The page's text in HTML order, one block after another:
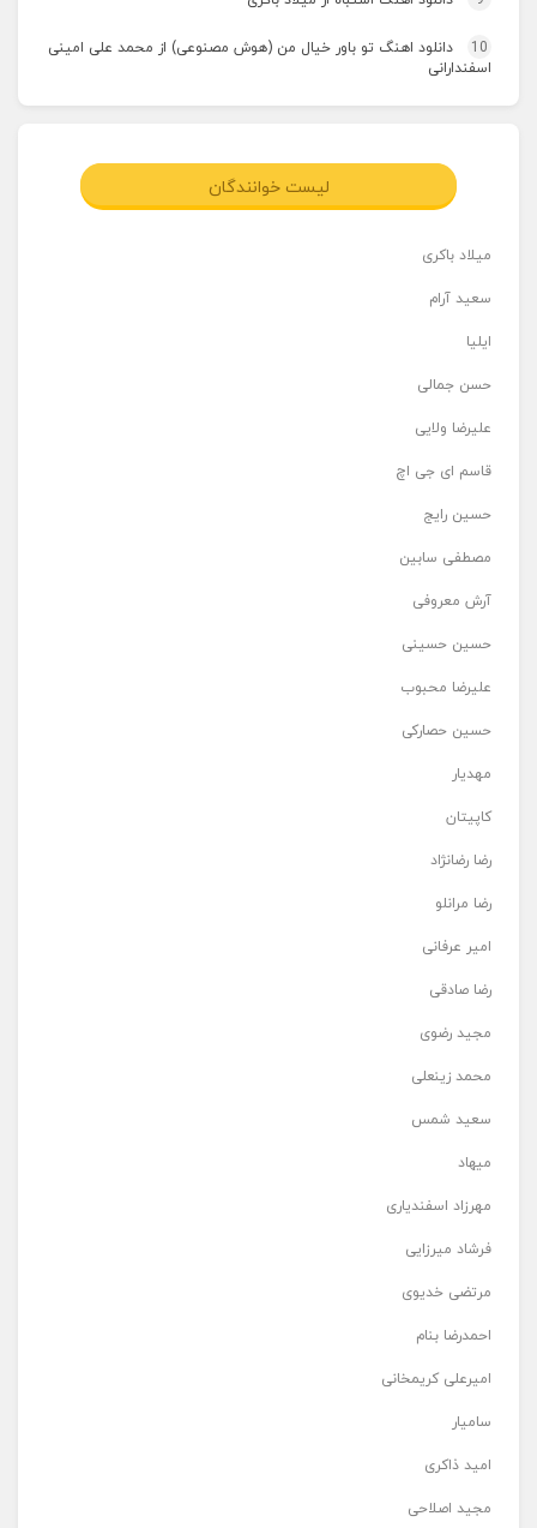
10
دانلود اهنگ تو باور خیال من (هوش مصنوعی) از محمد علی امینی
اسفندارانی
لیست خوانندگان
میلاد باکری
سعید آرام
ایلیا
حسن جمالی
علیرضا ولایی
قاسم ای جی اچ
حسین رایج
مصطفی سابین
آرش معروفی
حسین حسینی
علیرضا محبوب
حسین حصارکی
مهدیار
کاپیتان
رضا رضانژاد
رضا مرانلو
امیر عرفانی
رضا صادقی
مجید رضوی
محمد زینعلی
سعید شمس
میهاد
مهرزاد اسفندیاری
فرشاد میرزایی
مرتضی خدیوی
احمدرضا بنام
امیرعلی کریمخانی
سامیار
امید ذاکری
مجید اصلاحی